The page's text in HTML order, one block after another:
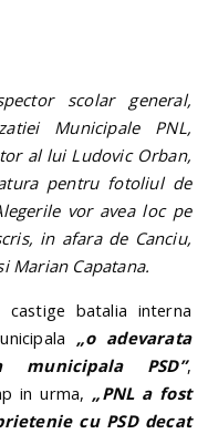
scolar general,
Municipale PNL,
al lui Ludovic Orban,
pentru fotoliul de
vor avea loc pe
in afara de Canciu,
Marian Capatana.
batalia interna
„o adevarata
PSD”,
in urma, „PNL a fost
cu PSD decat